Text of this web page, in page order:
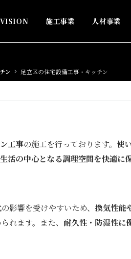
VISION 施工事業 人材事業
ン 足立区の住宅設備工事・キッチン
工事の施工を行っております。 使
生活の中心となる調理空間を快適に
の影響を受けやすいため、 換気性能
れます。また、 耐久性・防湿性に